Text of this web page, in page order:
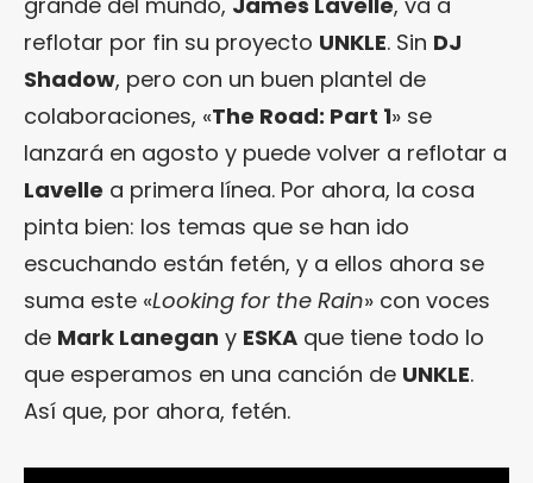
reflotar por fin su proyecto UNKLE. Sin DJ
Shadow, pero con un buen plantel de
colaboraciones, «The Road: Part 1» se
lanzará en agosto y puede volver a reflotar a
Lavelle a primera línea. Por ahora, la cosa
pinta bien: los temas que se han ido
escuchando están fetén, y a ellos ahora se
suma este «Looking for the Rain» con voces
de Mark Lanegan y ESKA que tiene todo lo
que esperamos en una canción de UNKLE.
Así que, por ahora, fetén.